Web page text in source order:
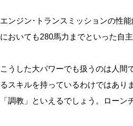
エンジン･トランスミッションの性
においても280馬力までといった自
こうした大パワーでも扱うのは人間
るスキルを持っているわけではあり
「調教」といえるでしょう。ローン